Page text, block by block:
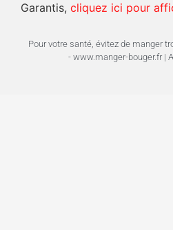
Garantis, cliquez ici pour
Pour votre santé, évitez de manger
- www.manger-bouger.fr |